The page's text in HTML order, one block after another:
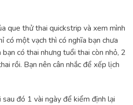
que thử thai quickstrip và xem mình
có một vạch thì có nghĩa bạn chưa
có thai nhưng tuổi thai còn nhỏ, 2
rồi. Bạn nên cân nhắc để xếp lịch
sau đó 1 vài ngày để kiểm định lại